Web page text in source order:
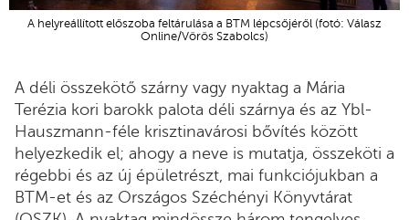
A helyreállított előszoba feltárulása a BTM lépcsőjéről (fotó: Válasz
Online/Vörös Szabolcs)
A déli összekötő szárny vagy nyaktag a Mária
Terézia kori barokk palota déli szárnya és az Ybl-
Hauszmann-féle krisztinavárosi bővítés között
helyezkedik el; ahogy a neve is mutatja, összeköti a
régebbi és az új épületrészt, mai funkciójukban a
BTM-et és az Országos Széchényi Könyvtárat